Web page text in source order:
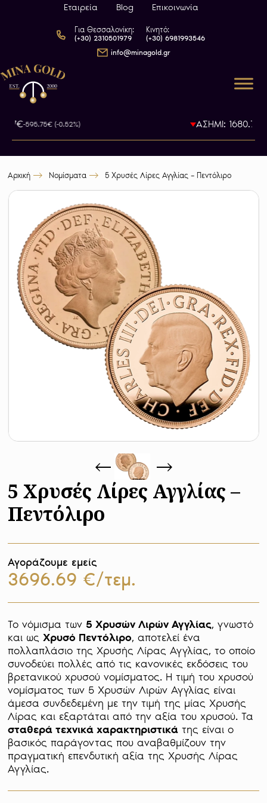
Εταιρεία Blog Επικοινωνία
Για Θεσσαλονίκη:
(+30) 2310501979
Κινητό:
(+30) 6981993546
info@minagold.gr
-595.75€ (-0.52%) ΑΣΗΜΙ: 1680.7€
Αρχική Νομίσματα 5 Χρυσές Λίρες Αγγλίας – Πεντόλιρο
5 Χρυσές Λίρες Αγγλίας –
Πεντόλιρο
Αγοράζουμε εμείς
3696.69 €/τεμ.
Το νόμισμα των 5 Χρυσών Λιρών Αγγλίας, γνωστό
και ως Χρυσό Πεντόλιρο, αποτελεί ένα
πολλαπλάσιο της Χρυσής Λίρας Αγγλίας, το οποίο
συνοδεύει πολλές από τις κανονικές εκδόσεις του
βρετανικού χρυσού νομίσματος. Η τιμή του χρυσού
νομίσματος των 5 Χρυσών Λιρών Αγγλίας είναι
άμεσα συνδεδεμένη με την τιμή της μίας Χρυσής
σταθερά τεχνικά χαρακτηριστικά της είναι ο
βασικός παράγοντας που αναβαθμίζουν την
πραγματική επενδυτική αξία της Χρυσής Λίρας
Αγγλίας.